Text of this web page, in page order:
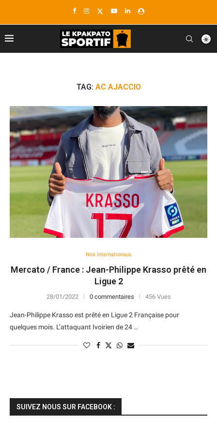
TAG: AC AJACCIO
Nos internationaux
Mercato / France : Jean-Philippe Krasso prêté en
Ligue 2
28/01/2022 0 commentaires 456 Vues
Jean-Philippe Krasso est prêté en Ligue 2 Française pour
quelques mois. L’attaquant Ivoirien de 24 …
SUIVEZ NOUS SUR FACEBOOK :